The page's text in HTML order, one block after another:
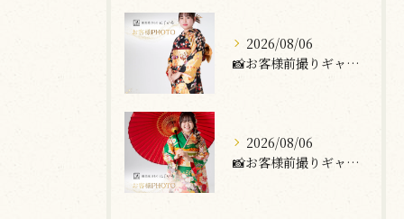
2026/08/06
📸お客様前撮りギャラリー
2026/08/06
📸お客様前撮りギャラリー